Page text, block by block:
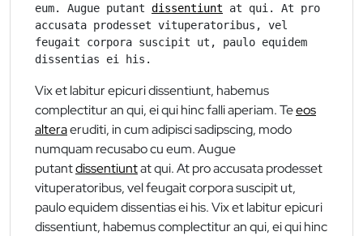
eum. Augue putant dissentiunt at qui. At pro
accusata prodesset vituperatoribus, vel
feugait corpora suscipit ut, paulo equidem
dissentias ei his.
Vix et labitur epicuri dissentiunt, habemus
complectitur an qui, ei qui hinc falli aperiam. Teeos
alteraeruditi, in cum adipisci sadipscing, modo
numquam recusabo cu eum. Augue
putantdissentiuntat qui. At pro accusata prodesset
vituperatoribus, vel feugait corpora suscipit ut,
paulo equidem dissentias ei his. Vix et labitur epicuri
dissentiunt, habemus complectitur an qui, ei qui hinc